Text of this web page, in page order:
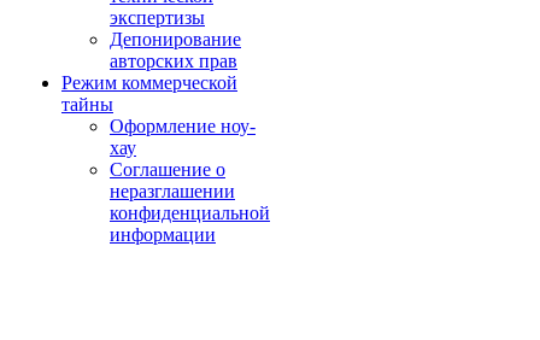
экспертизы
Депонирование
авторских прав
Режим коммерческой
тайны
Оформление ноу-
хау
Соглашение о
неразглашении
конфиденциальной
информации